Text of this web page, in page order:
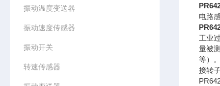
振动温度变送器
振动速度传感器
振动开关
转速传感器
电路
工业
量被
等）
接转